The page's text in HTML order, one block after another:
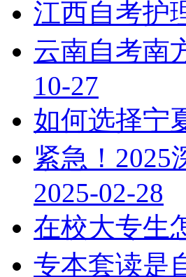
江西自考护
云南自考南
10-27
如何选择宁
紧急！2025
2025-02-28
在校大专生
专本套读是